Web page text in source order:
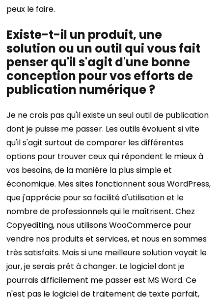
peux le faire.
Existe-t-il un produit, une
solution ou un outil qui vous fait
penser qu'il s'agit d'une bonne
conception pour vos efforts de
publication numérique ?
Je ne crois pas qu'il existe un seul outil de publication
dont je puisse me passer. Les outils évoluent si vite
qu'il s'agit surtout de comparer les différentes
options pour trouver ceux qui répondent le mieux à
vos besoins, de la manière la plus simple et
économique. Mes sites fonctionnent sous WordPress,
que j'apprécie pour sa facilité d'utilisation et le
nombre de professionnels qui le maîtrisent. Chez
Copyediting, nous utilisons WooCommerce pour
vendre nos produits et services, et nous en sommes
très satisfaits. Mais si une meilleure solution voyait le
jour, je serais prêt à changer. Le logiciel dont je
pourrais difficilement me passer est MS Word. Ce
n'est pas le logiciel de traitement de texte parfait,